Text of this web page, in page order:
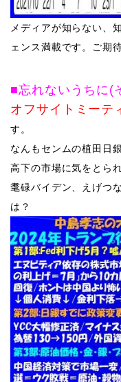
メディアが知らない、
ェンス満載です。ご期
■忘れないうちに(
オフサイトミーテ
す。
なんもセンムの植田日
高下の市場に気をとら
耄碌バイデン、えげつ
は？